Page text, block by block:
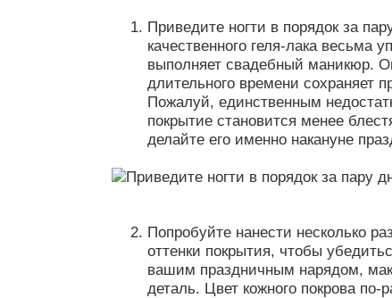
Приведите ногти в порядок за
качественного геля-лака весьма
выполняет свадебный маникюр.
длительного времени сохраняет
Пожалуй, единственным
покрытие становится менее
делайте его именно накануне
Попробуйте нанести несколько
оттенки покрытия, чтобы
вашим праздничным нарядом,
деталь. Цвет кожного покрова по-